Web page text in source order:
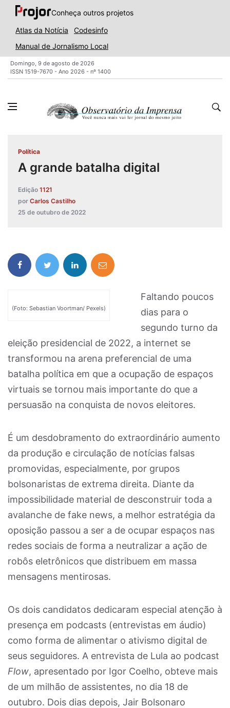
Conheça outros projetos
Atlas da Notícia
Codesinfo
Manual de Jornalismo Local
Domingo, 9 de agosto de 2026
ISSN 1519-7670 - Ano 2026 - nº 1400
Política
A grande batalha digital
Edição 1121
por Carlos Castilho
25 de outubro de 2022
(Foto: Sebastian Voortman/ Pexels)
Faltando poucos
dias para o
segundo turno da
eleição presidencial de 2022, a internet se
transformou na arena preferencial de uma
batalha política em que a ocupação de espaços
virtuais se tornou mais importante do que a
persuasão na conquista de novos eleitores.
É um desdobramento do extraordinário aumento
da produção e circulação de notícias falsas
promovidas, especialmente, por grupos
bolsonaristas de extrema direita. Diante da
impossibilidade material de desconstruir toda a
avalanche de fake news, a melhor estratégia da
oposição passou a ser a de ocupar espaços nas
redes sociais de forma a neutralizar a ação de
robôs eletrônicos que distribuem em massa
mensagens mentirosas.
Os dois candidatos dedicaram especial atenção à
presença em podcasts (entrevistas em áudio)
como forma de alimentar o ativismo digital de
seus seguidores. A entrevista de Lula ao podcast
Flow, apresentado por Igor Coelho, obteve mais
de um milhão de assistentes, no dia 18 de
outubro. Dois dias depois, Jair Bolsonaro